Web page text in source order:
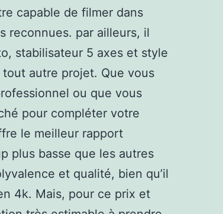
capable de filmer dans
reconnues. par ailleurs, il
stabilisateur 5 axes et style
autre projet. Que vous
ou que vous
pour compléter votre
le meilleur rapport
plus basse que les autres
et qualité, bien qu’il
4k. Mais, pour ce prix et